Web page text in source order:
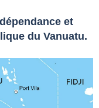
et
du Vanuatu.